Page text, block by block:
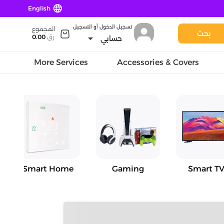
language
English
بحث
تسجيل الدخول أو التسجيل
حسابي arrow_drop_down
المجموع
رق 0.00
Accessories & Covers
More Services
Smart
Gaming
Smart Home